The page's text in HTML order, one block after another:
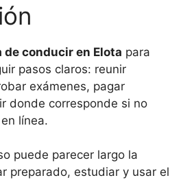
de conducir en Elota para
pasos claros: reunir
exámenes, pagar
donde corresponde si no
línea.
puede parecer largo la
preparado, estudiar y usar el